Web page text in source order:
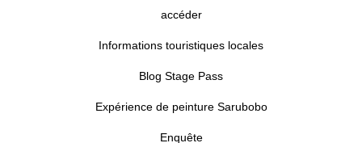
accéder
Informations touristiques locales
Blog Stage Pass
Expérience de peinture Sarubobo
Enquête